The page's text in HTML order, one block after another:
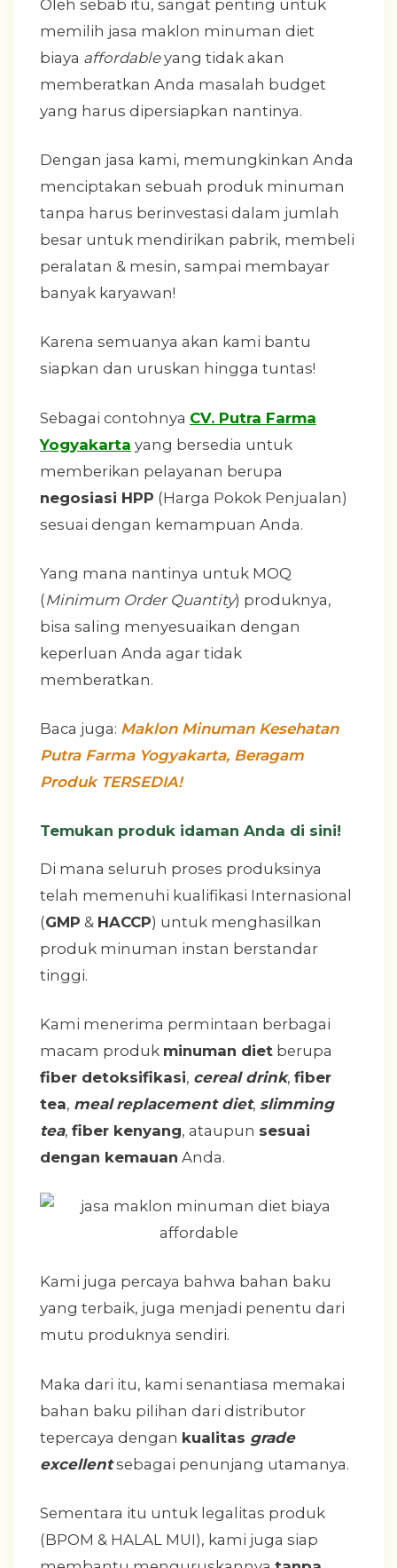
Oleh sebab itu, sangat penting untuk
memilih jasa maklon minuman diet
biaya affordableyang tidak akan
memberatkan Anda masalah budget
yang harus dipersiapkan nantinya.
Dengan jasa kami, memungkinkan Anda
menciptakan sebuah produk minuman
tanpa harus berinvestasi dalam jumlah
besar untuk mendirikan pabrik, membeli
peralatan & mesin, sampai membayar
banyak karyawan!
Karena semuanya akan kami bantu
siapkan dan uruskan hingga tuntas!
Sebagai contohnya CV. Putra Farma
Yogyakarta yang bersedia untuk
memberikan pelayanan berupa
negosiasi HPP (Harga Pokok Penjualan)
sesuai dengan kemampuan Anda.
Yang mana nantinya untuk MOQ
(Minimum Order Quantity) produknya,
bisa saling menyesuaikan dengan
keperluan Anda agar tidak
memberatkan.
Baca juga: Maklon Minuman Kesehatan
Putra Farma Yogyakarta, Beragam
Produk TERSEDIA!
Temukan produk idaman Anda di sini!
Di mana seluruh proses produksinya
telah memenuhi kualifikasi Internasional
(GMP & HACCP) untuk menghasilkan
produk minuman instan berstandar
tinggi.
Kami menerima permintaan berbagai
macam produk minuman diet berupa
fiber detoksifikasi, cereal drink, fiber
tea, meal replacement diet, slimming
tea, fiber kenyang, ataupun sesuai
dengan kemauan Anda.
Kami juga percaya bahwa bahan baku
yang terbaik, juga menjadi penentu dari
mutu produknya sendiri.
Maka dari itu, kami senantiasa memakai
bahan baku pilihan dari distributor
tepercaya dengan kualitas grade
excellentsebagai penunjang utamanya.
Sementara itu untuk legalitas produk
(BPOM & HALAL MUI), kami juga siap